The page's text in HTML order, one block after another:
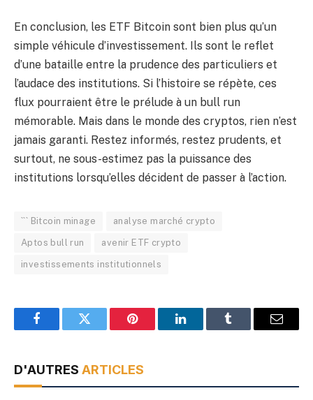
En conclusion, les ETF Bitcoin sont bien plus qu’un
simple véhicule d’investissement. Ils sont le reflet
d’une bataille entre la prudence des particuliers et
l’audace des institutions. Si l’histoire se répète, ces
flux pourraient être le prélude à un bull run
mémorable. Mais dans le monde des cryptos, rien n’est
jamais garanti. Restez informés, restez prudents, et
surtout, ne sous-estimez pas la puissance des
institutions lorsqu’elles décident de passer à l’action.
``` Bitcoin minage analyse marché crypto
Aptos bull run avenir ETF crypto
investissements institutionnels
FacebookTwitter Pinterest LinkedInTumblr Email
D'AUTRES ARTICLES